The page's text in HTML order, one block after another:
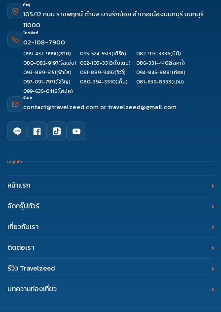
ที่อยู่
105/12 ถนน ราชพฤกษ์ ตำบล บางรักน้อย อำเภอเมืองนนทบุรี นนทบุรี
11000
โทรศัพท์
02-108-7900
099-432-9990(อาย) 095-524-5513(เติร์ก) 082-913-3336(นินิ)
080-082-9197(รัสเซีย) 062-103-3313(ใบเตย) 086-331-4402(ลัคกี้)
093-889-5151(ฟ้าใส) 061-889-9492(วิววี่) 094-845-8881(ก้อย)
097-091-7971(โจริญ) 080-394-3310(เก็บ) 081-639-8333(แอม)
099-635-0416(โฟล์ค)
อีเมล
contact@travelzeed.comortravelzeed@gmail.com
เมนูหลัก
หน้าแรก
จัดกรุ๊ปทัวร์
เกี่ยวกับเรา
ติดต่อเรา
รีวิว Travelzeed
บทความท่องเที่ยว